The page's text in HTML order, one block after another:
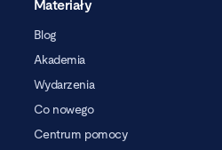
Materiały
Blog
Akademia
Wydarzenia
Co nowego
Centrum pomocy